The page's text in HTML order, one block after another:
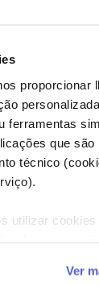
proporcionar
ferramentas
que
técnico
utilizar
de
Ver